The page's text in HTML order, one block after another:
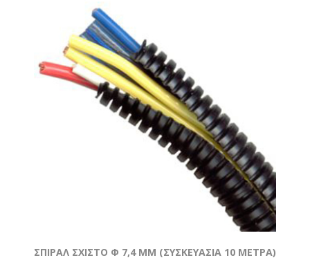
ΣΠΙΡΑΛ ΣΧΙΣΤΟ Φ 7,4 MM (ΣΥΣΚΕΥΑΣΙΑ 10 ΜΕΤΡΑ)